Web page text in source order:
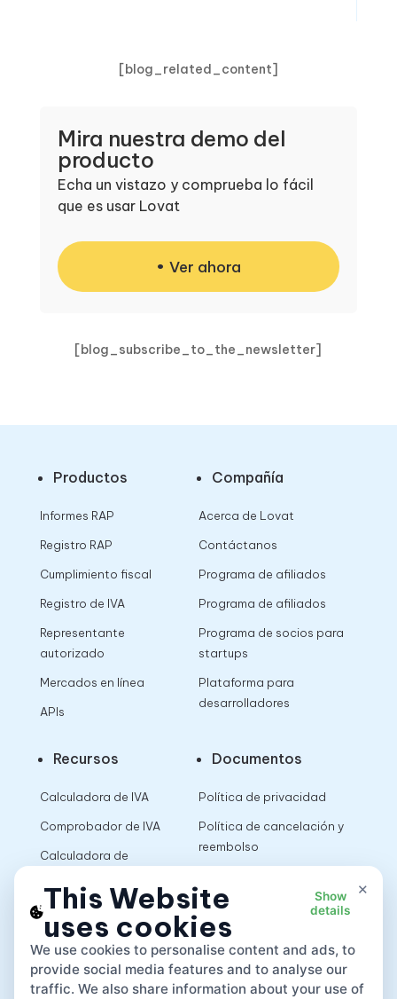
[blog_related_content]
Mira nuestra demo del
producto
Echa un vistazo y comprueba lo fácil
que es usar Lovat
Ver ahora
[blog_subscribe_to_the_newsletter]
Productos
Informes RAP
Registro RAP
Cumplimiento fiscal
Registro de IVA
Representante
autorizado
Mercados en línea
APIs
Compañía
Acerca de Lovat
Contáctanos
Programa de afiliados
Programa de afiliados
Programa de socios para
startups
Plataforma para
desarrolladores
Recursos
Calculadora de IVA
Comprobador de IVA
Calculadora de
ventas
Documentos
Política de privacidad
Política de cancelación y
reembolso
App
×
This Website
uses cookies
Show
details
We use cookies to personalise content and ads, to
provide social media features and to analyse our
traffic. We also share information about your use of